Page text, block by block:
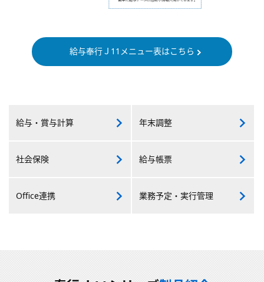
給与奉行Ｊ11メニュー表はこちら
給与・ 賞与計算 年末調整
社会保険 給与帳票
Office連携 業務予定・ 実行管理